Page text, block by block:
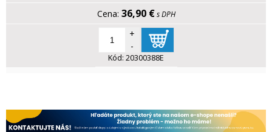
36,90 € s DPH
+
-
Kód: 20300388E